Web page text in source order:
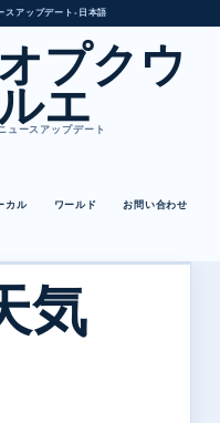
スアップデート • 日本語
プクウ
エ
ュースアップデート
カル ワールド お問い合わせ
気